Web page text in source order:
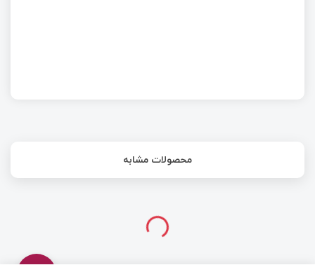
محصولات مشابه